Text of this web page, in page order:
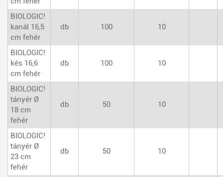
BIOLOGIC!
kanál 16,5
cm fehér
db 100 10
BIOLOGIC!
kés 16,6
cm fehér
db 100 10
BIOLOGIC!
tányér Ø
18 cm
fehér
db 50 10
BIOLOGIC!
tányér Ø
23 cm
fehér
db 50 10